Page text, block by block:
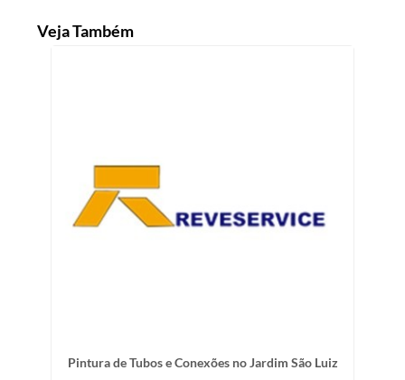
Veja Também
Pintura de Tubos e Conexões no Jardim São Luiz